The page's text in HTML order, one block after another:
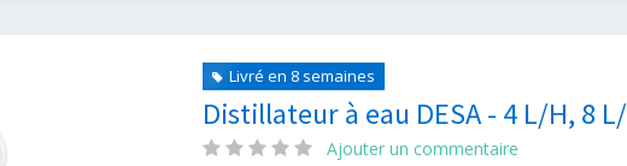
Livré en 8 semaines
Distillateur à eau DESA - 4 L/H, 8
Ajouter un commentaire